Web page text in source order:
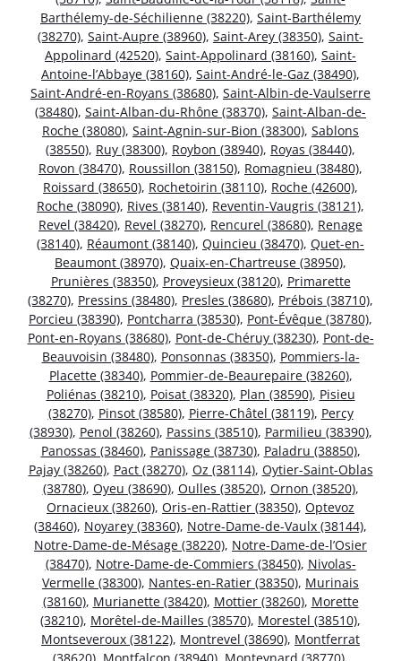
Barthélemy-de-Séchilienne (38220), Saint-Barthélemy
(38270), Saint-Aupre (38960), Saint-Arey (38350), Saint-
Appolinard (42520), Saint-Appolinard (38160), Saint-
Antoine-l’Abbaye (38160), Saint-André-le-Gaz (38490),
Saint-André-en-Royans (38680), Saint-Albin-de-Vaulserre
(38480), Saint-Alban-du-Rhône (38370), Saint-Alban-de-
Roche (38080), Saint-Agnin-sur-Bion (38300), Sablons
(38550), Ruy (38300), Roybon (38940), Royas (38440),
Rovon (38470), Roussillon (38150), Romagnieu (38480),
Roissard (38650), Rochetoirin (38110), Roche (42600),
Roche (38090), Rives (38140), Reventin-Vaugris (38121),
Revel (38420), Revel (38270), Rencurel (38680), Renage
(38140), Réaumont (38140), Quincieu (38470), Quet-en-
Beaumont (38970), Quaix-en-Chartreuse (38950),
Prunières (38350), Proveysieux (38120), Primarette
(38270), Pressins (38480), Presles (38680), Prébois (38710),
Porcieu (38390), Pontcharra (38530), Pont-Évêque (38780),
Pont-en-Royans (38680), Pont-de-Chéruy (38230), Pont-de-
Beauvoisin (38480), Ponsonnas (38350), Pommiers-la-
Placette (38340), Pommier-de-Beaurepaire (38260),
Poliénas (38210), Poisat (38320), Plan (38590), Pisieu
(38270), Pinsot (38580), Pierre-Châtel (38119), Percy
(38930), Penol (38260), Passins (38510), Parmilieu (38390),
Panossas (38460), Panissage (38730), Paladru (38850),
Pajay (38260), Pact (38270), Oz (38114), Oytier-Saint-Oblas
(38780), Oyeu (38690), Oulles (38520), Ornon (38520),
Ornacieux (38260), Oris-en-Rattier (38350), Optevoz
(38460), Noyarey (38360), Notre-Dame-de-Vaulx (38144),
Notre-Dame-de-Mésage (38220), Notre-Dame-de-l’Osier
(38470), Notre-Dame-de-Commiers (38450), Nivolas-
Vermelle (38300), Nantes-en-Ratier (38350), Murinais
(38160), Murianette (38420), Mottier (38260), Morette
(38210), Morêtel-de-Mailles (38570), Morestel (38510),
Montseveroux (38122), Montrevel (38690), Montferrat